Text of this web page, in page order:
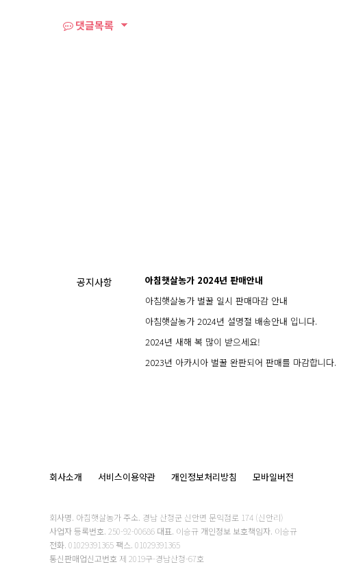
댓글목록
공지사항
아침햇살농가 2024년 판매안내
아침햇살농가 벌꿀 일시 판매마감 안내
아침햇살농가 2024년 설명절 배송안내 입니다.
2024년 새해 복 많이 받으세요!
2023년 아카시아 벌꿀 완판되어 판매를 마감합니다.
회사소개 서비스이용약관 개인정보처리방침 모바일버전
회사명. 아침햇살농가주소. 경남 산청군 신안면 문익점로 174 (신안리)
사업자 등록번호. 250-92-00686 대표. 이승규 개인정보 보호책임자. 이승규
전화. 01029391365 팩스. 01029391365
통신판매업신고번호 제 2019구-경남산청-67호